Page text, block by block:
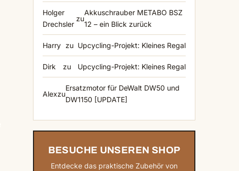
Holger
Drechsler
zu
Akkuschrauber METABO BSZ
12 – ein Blick zurück
Harry zu Upcycling-Projekt: Kleines Regal
Dirk zu Upcycling-Projekt: Kleines Regal
Alexzu
Ersatzmotor für DeWalt DW50 und
DW1150 [UPDATE]
BESUCHE UNSEREN SHOP
Entdecke das praktische Zubehör von